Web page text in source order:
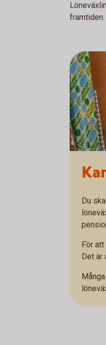
Du
För
Det är